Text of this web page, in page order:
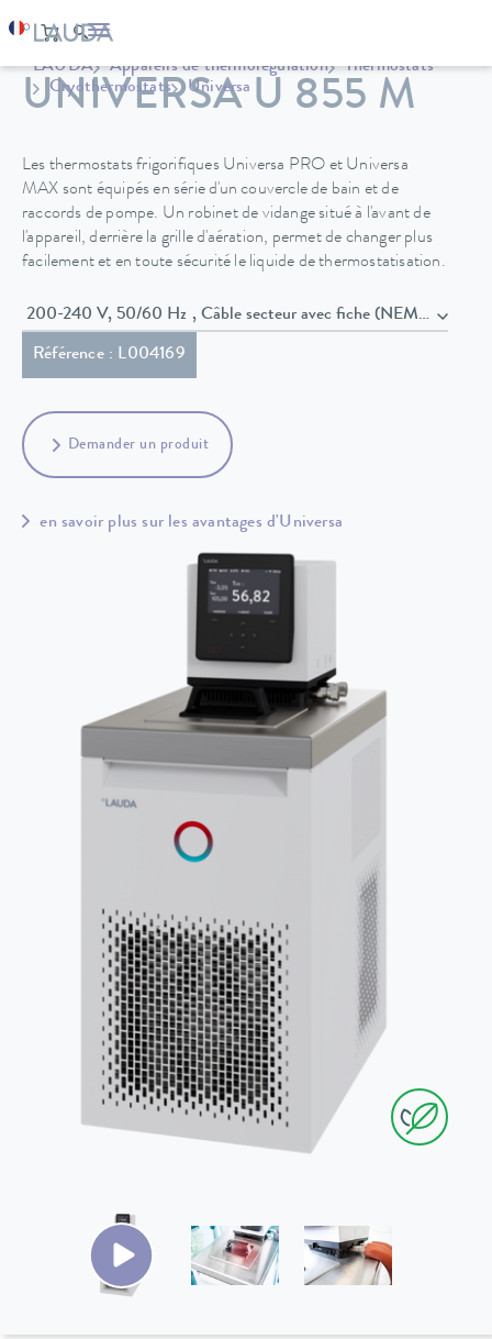
LAUDA Appareils de thermorégulation
Thermostats
Cryothermostats
Universa
UNIVERSA U 855 M
Les thermostats frigorifiques Universa PRO et Universa
MAX sont équipés en série d'un couvercle de bain et de
raccords de pompe. Un robinet de vidange situé à l'avant de
l'appareil, derrière la grille d'aération, permet de changer plus
facilement et en toute sécurité le liquide de thermostatisation.
200-240 V, 50/60 Hz , Câble secteur avec fiche (NEMA 6-20P)
Référence : L004169
Demander un produit
en savoir plus sur les avantages d'Universa